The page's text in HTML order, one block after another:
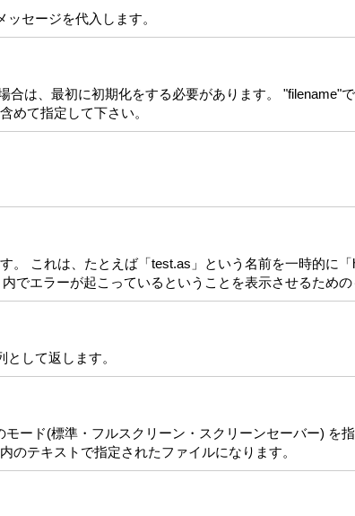
セージを代入します。
は、最初に初期化をする必要があります。 "filename"
めて指定して下さい。
。 これは、たとえば「test.as」という名前を一時的に
でエラーが起こっているということを表示させるための
して返します。
ード(標準・フルスクリーン・スクリーンセーバー) を
のテキストで指定されたファイルになります。